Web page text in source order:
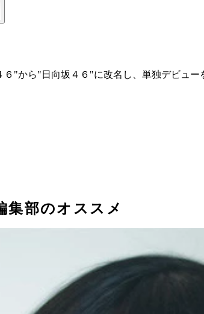
"から"日向坂４６"に改名し、単独デビュー
集部のオススメ